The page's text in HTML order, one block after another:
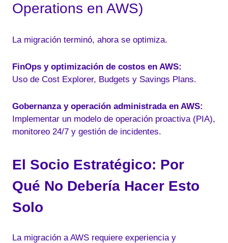
Operations en AWS)
La migración terminó, ahora se optimiza.
FinOps y optimización de costos en AWS:
Uso de Cost Explorer, Budgets y Savings Plans.
Gobernanza y operación administrada en AWS:
Implementar un modelo de operación proactiva (PIA),
monitoreo 24/7 y gestión de incidentes.
El Socio Estratégico: Por
Qué No Debería Hacer Esto
Solo
La migración a AWS requiere experiencia y